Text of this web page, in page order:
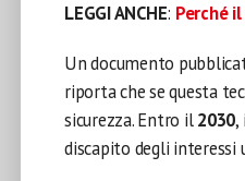
LEGGI ANCHE: Perché
Un documento
riporta che se questa
sicurezza. Entro il2030,
discapito degli interessi